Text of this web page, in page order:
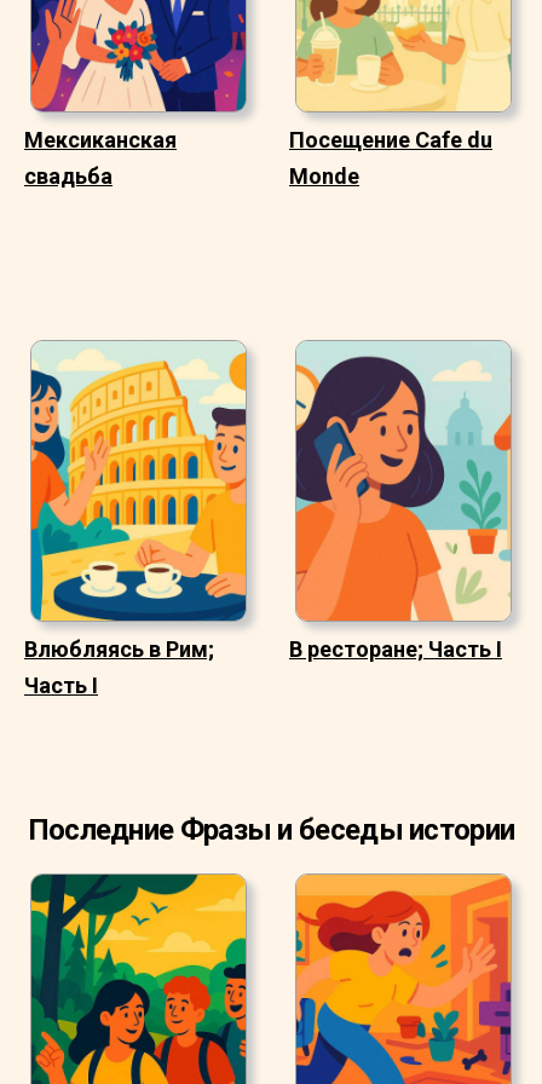
Мексиканская
свадьба
Посещение Cafe du
Monde
Влюбляясь в Рим;
Часть I
В ресторане; Часть I
Последние Фразы и беседы истории